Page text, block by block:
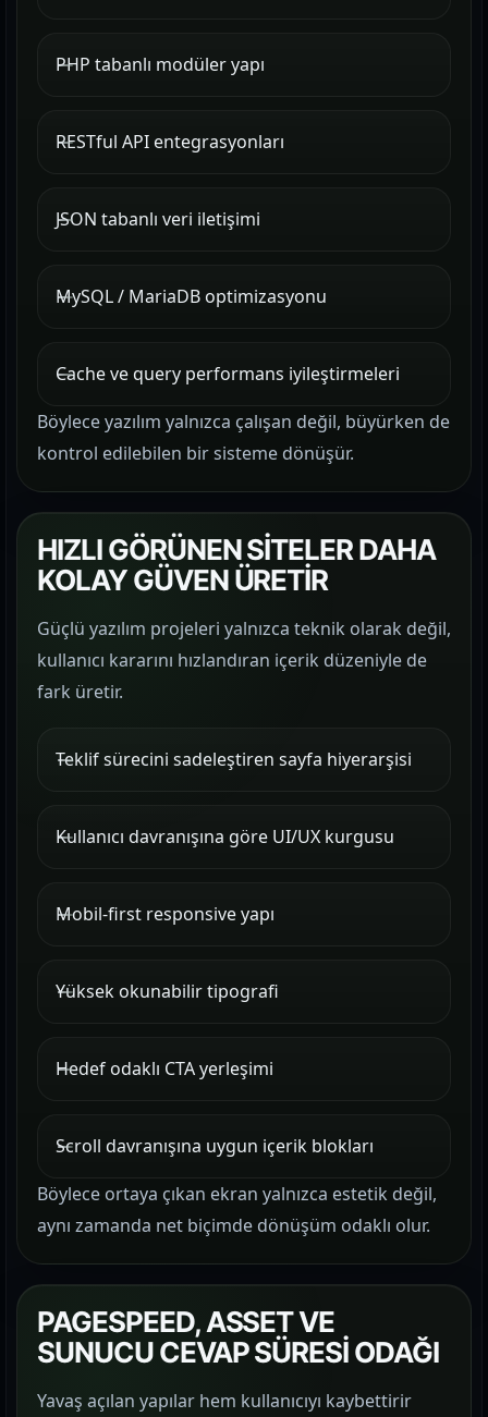
PHP tabanlı modüler yapı
RESTful API entegrasyonları
JSON tabanlı veri iletişimi
MySQL / MariaDB optimizasyonu
Cache ve query performans iyileştirmeleri
Böylece yazılım yalnızca çalışan değil, büyürken de
kontrol edilebilen bir sisteme dönüşür.
HIZLI GÖRÜNEN SİTELER DAHA
KOLAY GÜVEN ÜRETİR
Güçlü yazılım projeleri yalnızca teknik olarak değil,
kullanıcı kararını hızlandıran içerik düzeniyle de
fark üretir.
Teklif sürecini sadeleştiren sayfa hiyerarşisi
Kullanıcı davranışına göre UI/UX kurgusu
Mobil-first responsive yapı
Yüksek okunabilir tipografi
Hedef odaklı CTA yerleşimi
Scroll davranışına uygun içerik blokları
Böylece ortaya çıkan ekran yalnızca estetik değil,
aynı zamanda net biçimde dönüşüm odaklı olur.
PAGESPEED, ASSET VE
SUNUCU CEVAP SÜRESİ ODAĞI
Yavaş açılan yapılar hem kullanıcıyı kaybettirir